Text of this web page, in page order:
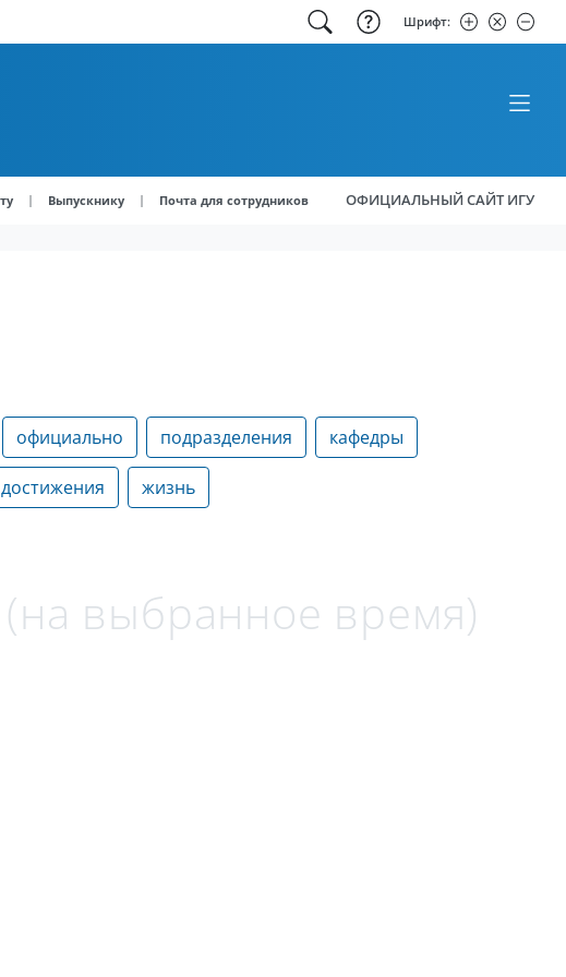
Шрифт:
| Выпускнику | Почта для сотрудников ОФИЦИАЛЬНЫЙ САЙТ ИГУ
официально подразделения кафедры
достижения жизнь
выбранное время)